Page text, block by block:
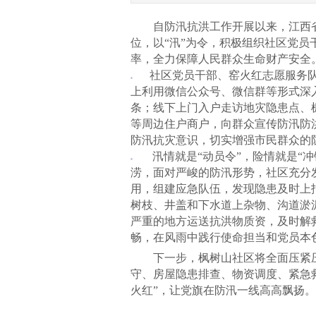
自防汛抗洪工作开展以来，江西
位，以“汛”为令，积极组织社区党
率，全力保障人民群众生命财产安全
社区党员干部、窑火红志愿服务
上利用微信公众号、微信群等形式
条；线下上门入户走访地灾隐患点
等周边住户商户，向群众宣传防汛
防汛抗灾意识，切实增强市民群众
汛情就是“动员令”，险情就是“冲
涝，面对严峻的防汛形势，社区充
用，组建应急队伍，发现隐患及时
树枝、井盖和下水道上杂物、沟道
严重的地方运送抗洪物质资，及时
畅，在风雨中践行使命担当和党员本
下一步，枫树山社区将全面压紧
守、房屋隐患排查、物资调度、紧
火红”，让党旗在防汛一线高高飘扬。